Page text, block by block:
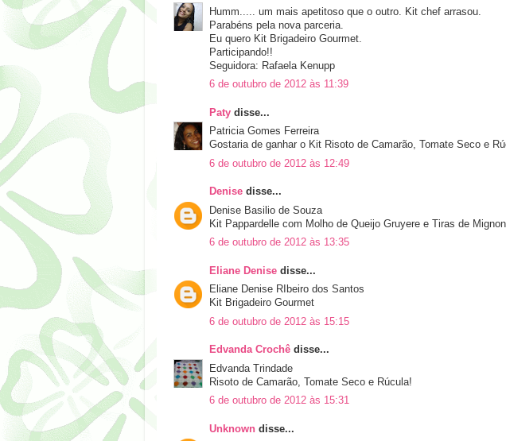
Humm..... um mais apetitoso que o outro. Kit chef arrasou.
Parabéns pela nova parceria.
Eu quero Kit Brigadeiro Gourmet.
Participando!!
Seguidora: Rafaela Kenupp
6 de outubro de 2012 às 11:39
Paty disse...
Patricia Gomes Ferreira
Gostaria de ganhar o Kit Risoto de Camarão, Tomate Seco e
6 de outubro de 2012 às 12:49
Denise disse...
Denise Basilio de Souza
Kit Pappardelle com Molho de Queijo Gruyere e Tiras de Mignon .
6 de outubro de 2012 às 13:35
Eliane Denise disse...
Eliane Denise RIbeiro dos Santos
Kit Brigadeiro Gourmet
6 de outubro de 2012 às 15:15
Edvanda Crochê disse...
Edvanda Trindade
Risoto de Camarão, Tomate Seco e Rúcula!
6 de outubro de 2012 às 15:31
Unknown disse...